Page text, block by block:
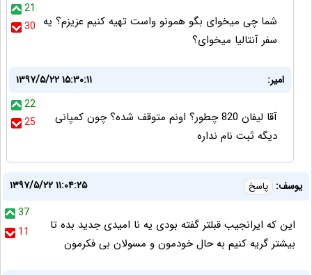
21
30 شما چی میخوای بگو همونو واست تهیه کنیم عزیزم؟ یه
سفر آنتالیا میخوای؟
امیر:
۱۳۹۷/۵/۲۲ ۱۵:۳۰:۱۱
22
25
آقا لیفان 820 چطور؟ اونم متوقف شده؟ چون کمپانی
دیگه ثبت نام نداره
یوسف: پاسخ
۱۳۹۷/۵/۲۲ ۱۱:۰۴:۲۵
37
11
این که ایرانجیب قبلتر گفته بودی یه نا امیدی جدید بده تا
بیشتر گریه کنیم به حال خودمون و مسولان بی فکرمون